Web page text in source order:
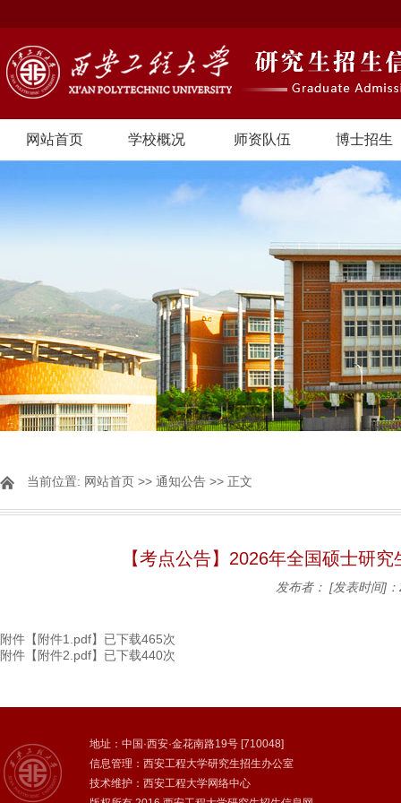
网站首页 学校概况 师资队伍 博士招生
当前位置: 网站首页 >> 通知公告 >> 正文
【考点公告】2026年全国硕士研
发布者： [发表时间]
附件【 附件1.pdf】已下载465次
附件【 附件2.pdf】已下载440次
地址：中国·西安·金花南路19号 [710048]
信息管理：西安工程大学研究生招生办公室
技术维护：西安工程大学网络中心